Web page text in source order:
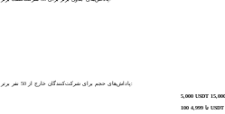
پاداش‌های حجم برای شرکت‌کنندگان خارج از 50 نفر برتر:
5,000 USDT
100 تا 4,999 USDT